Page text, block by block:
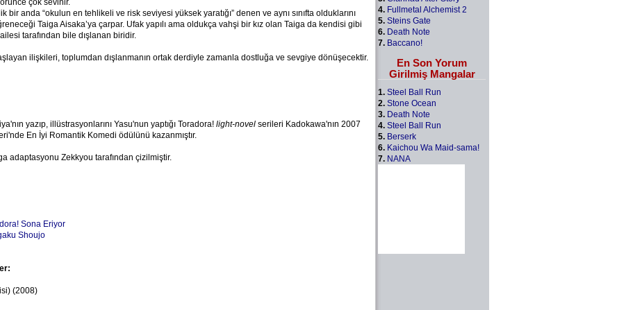
çok sevinir.
bir anda “okulun en tehlikeli ve risk seviyesi yüksek yaratığı” denen ve aynı sınıfta olduklarını
Taiga Aisaka’ya çarpar. Ufak yapılı ama oldukça vahşi bir kız olan Taiga da kendisi gibi
tarafından bile dışlanan biridir.
ilişkileri, toplumdan dışlanmanın ortak derdiyle zamanla dostluğa ve sevgiye dönüşecektir.
yazıp, illüstrasyonlarını Yasu'nun yaptığı Toradora! light-novelserileri Kadokawa'nın 2007
En İyi Romantik Komedi ödülünü kazanmıştır.
adaptasyonu Zekkyou tarafından çizilmiştir.
Sona Eriyor
Shoujo
(2008)
4. Fullmetal Alchemist 2
5. Steins Gate
6. Death Note
7. Baccano!
En Son Yorum
Girilmiş Mangalar
1. Steel Ball Run
2. Stone Ocean
3. Death Note
4. Steel Ball Run
5. Berserk
6. Kaichou Wa Maid-sama!
7. NANA